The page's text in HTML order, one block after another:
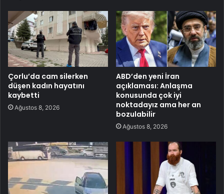
Çorlu’da cam silerken
düşen kadın hayatını
kaybetti
Ağustos 8, 2026
ABD’den yeni İran
açıklaması: Anlaşma
konusunda çok iyi
noktadayız ama her an
bozulabilir
Ağustos 8, 2026